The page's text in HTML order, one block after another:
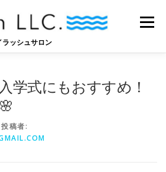
ラッシュサロン
メニュー
学式にもおすすめ！
投稿者: